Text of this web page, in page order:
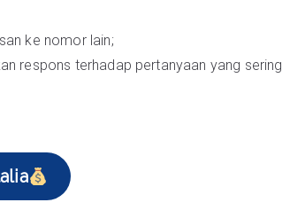
ke nomor lain;
respons terhadap pertanyaan yang sering